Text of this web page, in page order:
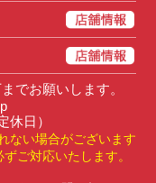
でお願いします。
休日）
ない場合がございます
ご対応いたします。